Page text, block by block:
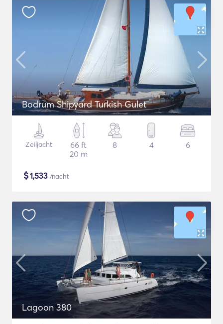
Bodrum Shipyard Turkish Gulet
Zeiljacht
66 ft
20 m
8 4 6
$1,533 /nacht
Lagoon 380